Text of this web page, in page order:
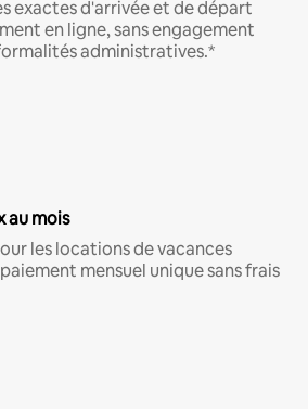
exactes d'arrivée et de départ
en ligne, sans engagement
administratives.*
au mois
les locations de vacances
mensuel unique sans frais